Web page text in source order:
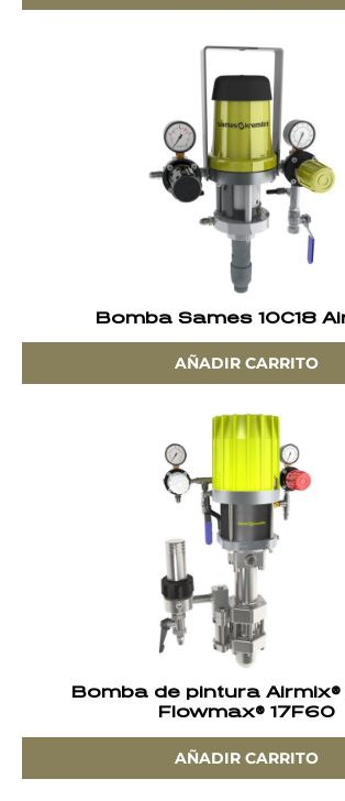
Bomba Sames 10C18
AÑADIR CARRITO
Bomba de pintura
Flowmax® 17F60
AÑADIR CARRITO